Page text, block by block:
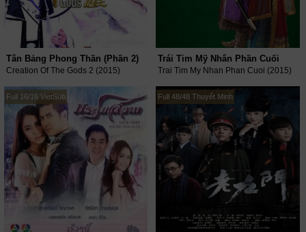
Tân Bảng Phong Thần (Phần 2)
Creation Of The Gods 2 (2015)
Trái Tim Mỹ Nhân Phần Cuối
Trai Tim My Nhan Phan Cuoi (2015)
Full 16/16 VietSub Full 48/48 Thuyết Minh